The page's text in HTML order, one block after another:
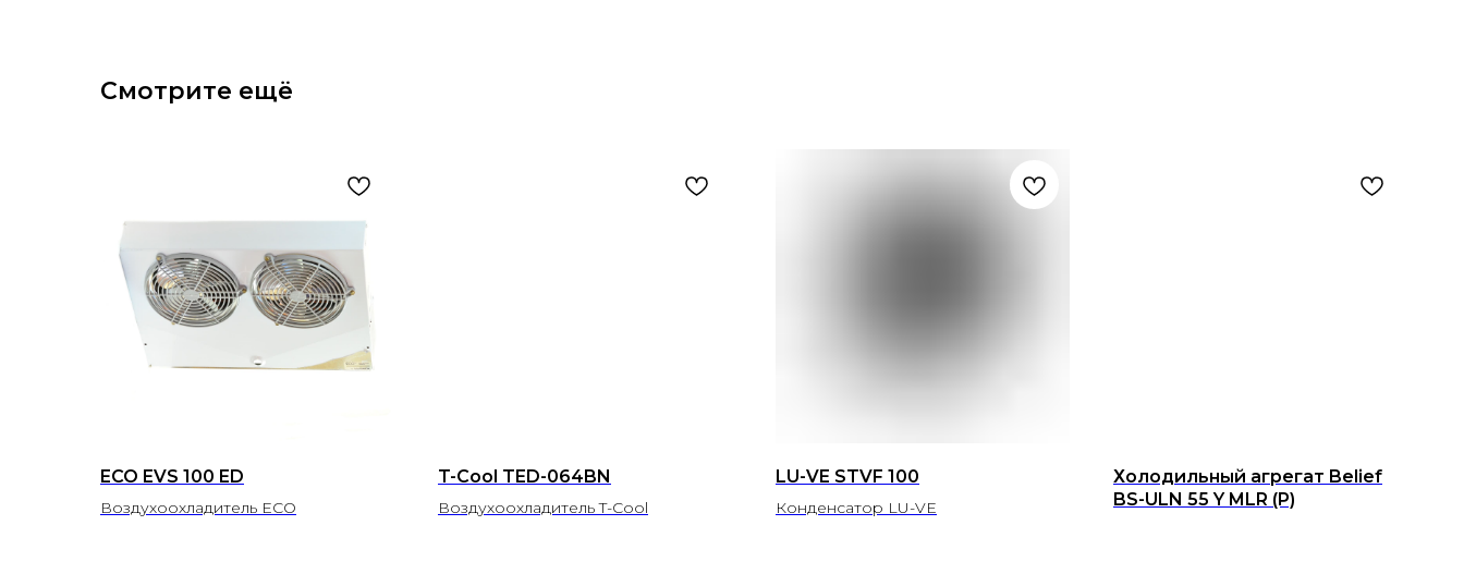
Смотрите ещё
ECO EVS 100 ED
Воздухоохладитель ECO
T-Cool TED-064BN
Воздухоохладитель T-Cool
LU-VE STVF 100
Конденсатор LU-VE
Холодильный агрегат Belief
BS-ULN 55 Y MLR (P)